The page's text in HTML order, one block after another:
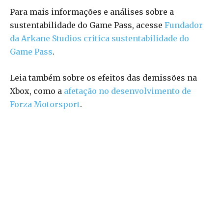
Para mais informações e análises sobre a
sustentabilidade do Game Pass, acesse Fundador
da Arkane Studios critica sustentabilidade do
Game Pass.
Leia também sobre os efeitos das demissões na
Xbox, como a afetação no desenvolvimento de
Forza Motorsport.